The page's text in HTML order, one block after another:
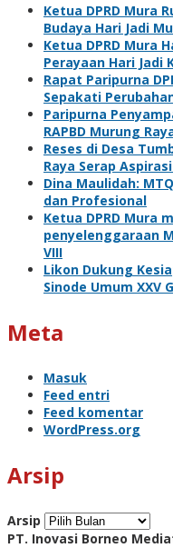
Ketua DPRD Mura
Budaya Hari Jadi
Ketua DPRD Mura
Perayaan Hari Jadi
Rapat Paripurna
Sepakati
Paripurna
RAPBD Murung
Reses di Desa
Raya Serap
Dina Maulidah:
dan Profesional
Ketua DPRD Mura
penyelenggaraan
VIII
Likon Dukung
Sinode Umum XXV
Meta
Masuk
Feed entri
Feed komentar
WordPress.org
Arsip
Arsip
PT. Inovasi Borneo